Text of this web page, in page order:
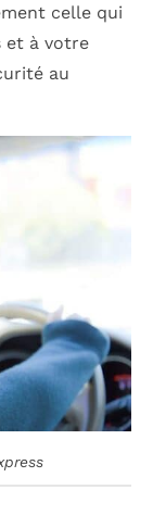
celle qui
et à votre
au